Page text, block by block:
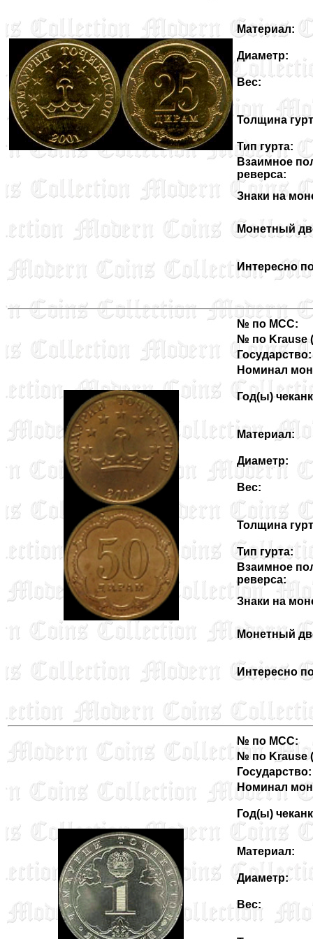
Материал:
Диаметр:
Вес:
Толщина
Тип гурта:
Взаимное
реверса:
Знаки на
Монетный
Интересно
№ по MCC:
№ по Krause
Государство:
Номинал
Год(ы)
Материал:
Диаметр:
Вес:
Толщина
Тип гурта:
Взаимное
реверса:
Знаки на
Монетный
Интересно
№ по MCC:
№ по Krause
Государство:
Номинал
Год(ы)
Материал:
Диаметр:
Вес: